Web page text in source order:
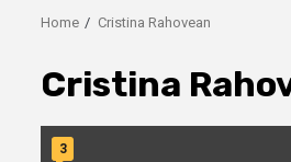
Home Cristina Rahovean
Cristina
3